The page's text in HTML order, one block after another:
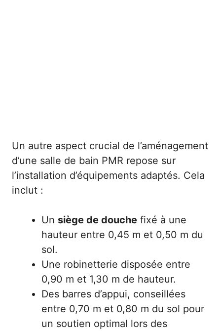
Un autre aspect crucial de l’aménagement
d’une salle de bain PMR repose sur
l’installation d’équipements adaptés. Cela
inclut :
Un siège de douche fixé à une
hauteur entre 0,45 m et 0,50 m du
sol.
Une robinetterie disposée entre
0,90 m et 1,30 m de hauteur.
Des barres d’appui, conseillées
entre 0,70 m et 0,80 m du sol pour
un soutien optimal lors des